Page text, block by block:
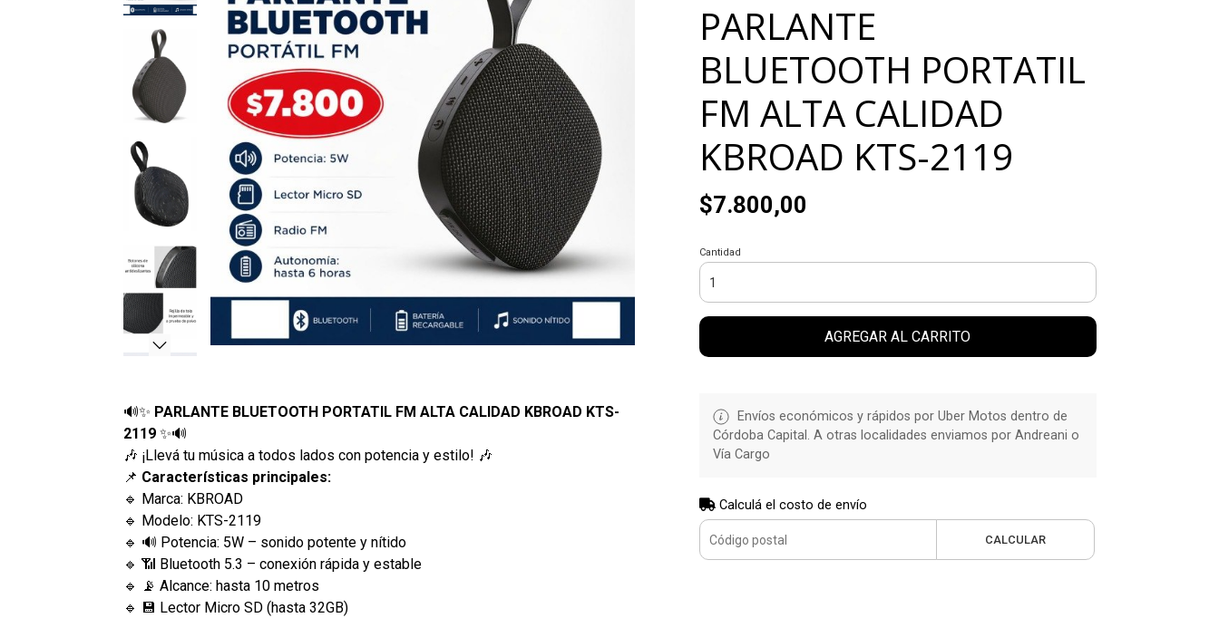
🔊✨ PARLANTE BLUETOOTH PORTATIL FM ALTA CALIDAD KBROAD KTS-
2119✨🔊
🎶 ¡Llevá tu música a todos lados con potencia y estilo! 🎶
📌 Características principales:
🔹 Marca: KBROAD
🔹 Modelo: KTS-2119
🔹 🔊 Potencia: 5W – sonido potente y nítido
🔹 📶 Bluetooth 5.3 – conexión rápida y estable
🔹 📡 Alcance: hasta 10 metros
🔹 💾 Lector Micro SD (hasta 32GB)
PARLANTE
BLUETOOTH PORTATIL
FM ALTA CALIDAD
KBROAD KTS-2119
$7.800,00
Cantidad
AGREGAR AL CARRITO
Envíos económicos y rápidos por Uber Motos dentro de
Córdoba Capital. A otras localidades enviamos por Andreani o
Vía Cargo
Calculá el costo de envío
CALCULAR